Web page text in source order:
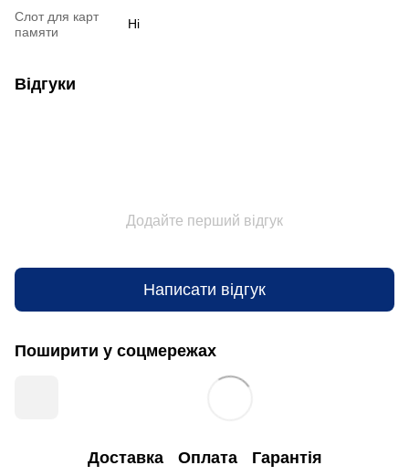
Слот для карт
памяти
Ні
Відгуки
Додайте перший відгук
Написати відгук
Поширити у соцмережах
Доставка Оплата Гарантія